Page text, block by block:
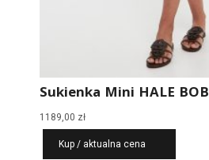
Sukienka Mini HALE BOB
1189,00 zł
Kup / aktualna cena